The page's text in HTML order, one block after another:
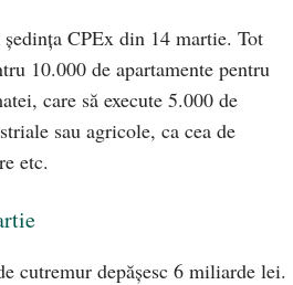
CPEx din 14 martie. Tot
10.000 de apartamente pentru
care să execute 5.000 de
sau agricole, ca cea de
etc.
cutremur depăşesc 6 miliarde lei.